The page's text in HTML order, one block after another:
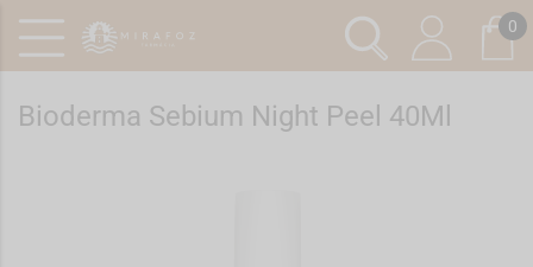
0
Bioderma Sebium Night Peel 40Ml